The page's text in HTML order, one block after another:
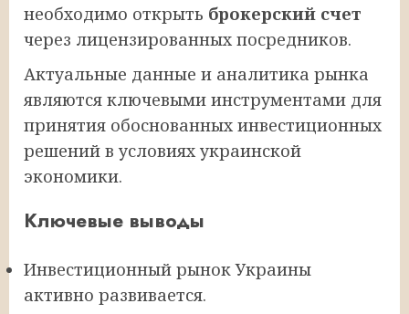
необходимо открыть брокерский счет
через лицензированных посредников.
Актуальные данные и аналитика рынка
являются ключевыми инструментами для
принятия обоснованных инвестиционных
решений в условиях украинской
экономики.
Ключевые выводы
Инвестиционный рынок Украины
активно развивается.